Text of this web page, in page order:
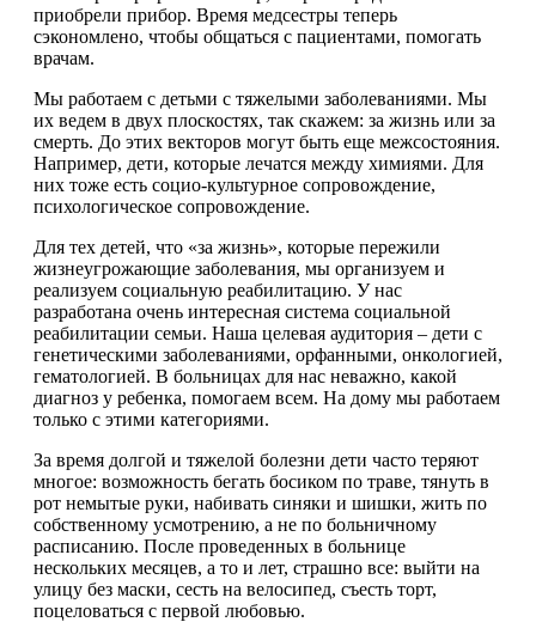
приобрели прибор. Время медсестры теперь
сэкономлено, чтобы общаться с пациентами, помогать
врачам.
Мы работаем с детьми с тяжелыми заболеваниями. Мы
их ведем в двух плоскостях, так скажем: за жизнь или за
смерть. До этих векторов могут быть еще межсостояния.
Например, дети, которые лечатся между химиями. Для
них тоже есть социо-культурное сопровождение,
психологическое сопровождение.
Для тех детей, что «за жизнь», которые пережили
жизнеугрожающие заболевания, мы организуем и
реализуем социальную реабилитацию. У нас
разработана очень интересная система социальной
реабилитации семьи. Наша целевая аудитория – дети с
генетическими заболеваниями, орфанными, онкологией,
гематологией. В больницах для нас неважно, какой
диагноз у ребенка, помогаем всем. На дому мы работаем
только с этими категориями.
За время долгой и тяжелой болезни дети часто теряют
многое: возможность бегать босиком по траве, тянуть в
рот немытые руки, набивать синяки и шишки, жить по
собственному усмотрению, а не по больничному
расписанию. После проведенных в больнице
нескольких месяцев, а то и лет, страшно все: выйти на
улицу без маски, сесть на велосипед, съесть торт,
поцеловаться с первой любовью.